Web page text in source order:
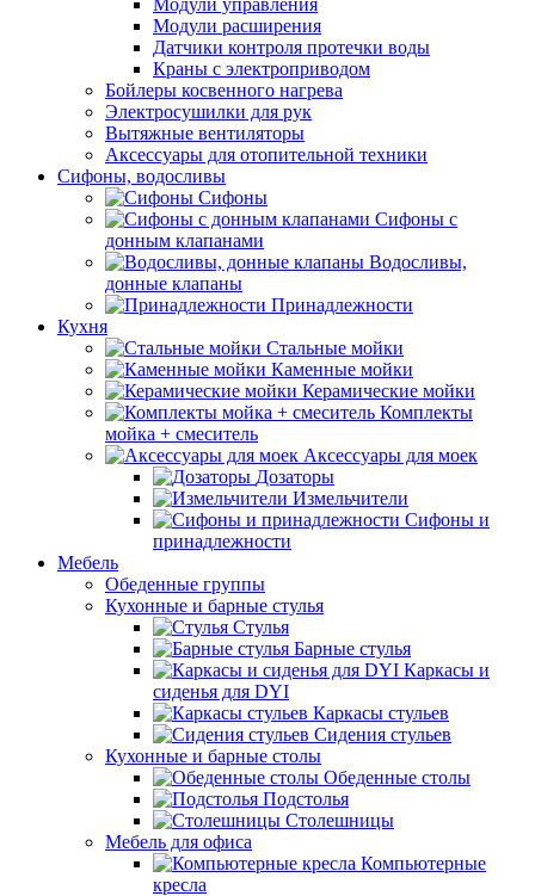
Модули управления
Модули расширения
Датчики контроля протечки воды
Краны с электроприводом
Бойлеры косвенного нагрева
Электросушилки для рук
Вытяжные вентиляторы
Аксессуары для отопительной техники
Сифоны, водосливы
Сифоны
Сифоны с
донным клапанами
Водосливы,
донные клапаны
Принадлежности
Кухня
Стальные мойки
Каменные мойки
Керамические мойки
Комплекты
мойка + смеситель
Аксессуары для моек
Дозаторы
Измельчители
Сифоны и
принадлежности
Мебель
Обеденные группы
Кухонные и барные стулья
Стулья
Барные стулья
Каркасы и
сиденья для DYI
Каркасы стульев
Сидения стульев
Кухонные и барные столы
Обеденные столы
Подстолья
Столешницы
Мебель для офиса
Компьютерные
кресла